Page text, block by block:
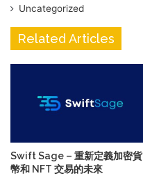
Uncategorized
Related Articles
Swift Sage – 重新定義加密貨
幣和 NFT 交易的未來